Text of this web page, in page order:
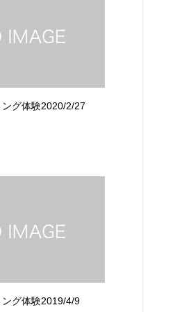
グ体験2020/2/27
グ体験2019/4/9